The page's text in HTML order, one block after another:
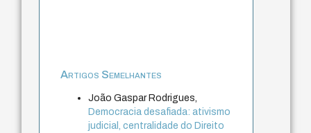
Artigos Semelhantes
João Gaspar Rodrigues,
Democracia desafiada: ativismo
judicial, centralidade do Direito